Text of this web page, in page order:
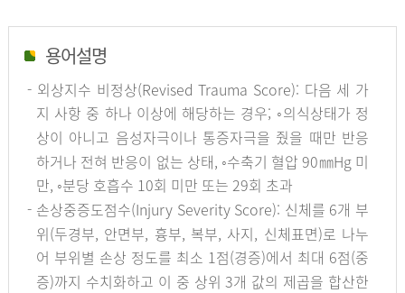
용어설명
- 외상지수 비정상(Revised Trauma Score): 다음 세 가
지 사항 중 하나 이상에 해당하는 경우; ◦의식상태가 정
상이 아니고 음성자극이나 통증자극을 줬을 때만 반응
하거나 전혀 반응이 없는 상태, ◦수축기 혈압 90㎜Hg 미
만, ◦분당 호흡수 10회 미만 또는 29회 초과
- 손상중증도점수(Injury Severity Score): 신체를 6개 부
위(두경부, 안면부, 흉부, 복부, 사지, 신체표면)로 나누
어 부위별 손상 정도를 최소 1점(경증)에서 최대 6점(중
증)까지 수치화하고 이 중 상위 3개 값의 제곱을 합산한